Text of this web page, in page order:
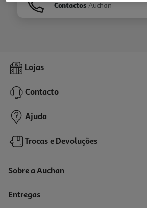
Contactos Auchan
Lojas
Contacto
Ajuda
Trocas e Devoluções
Sobre a Auchan
Entregas